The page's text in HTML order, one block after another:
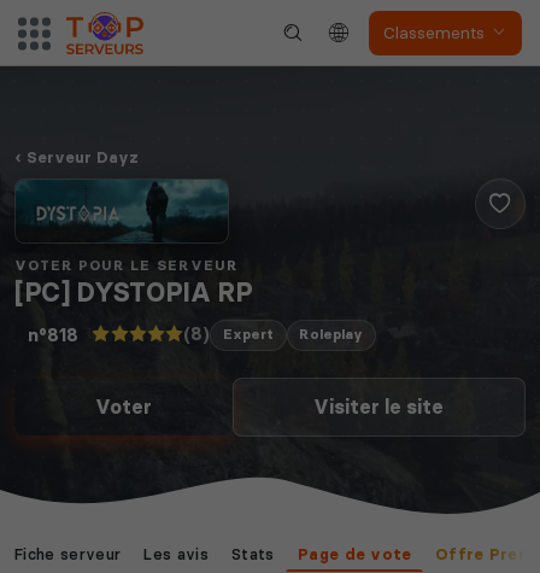
Classements
Serveur Dayz
VOTER POUR LE SERVEUR
[PC] DYSTOPIA RP
n°818 (8) Expert Roleplay
Voter Visiter le site
Fiche serveur Les avis Stats Page de vote Offre